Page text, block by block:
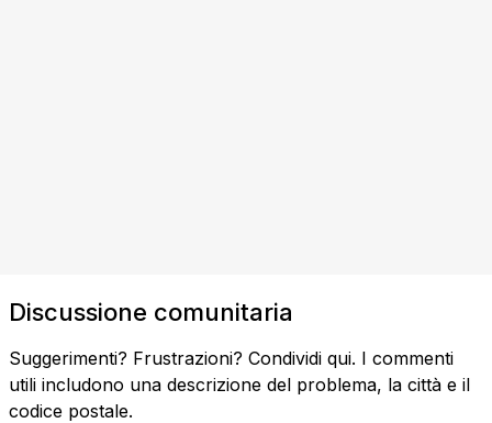
Discussione comunitaria
Suggerimenti? Frustrazioni? Condividi qui. I commenti
utili includono una descrizione del problema, la città e il
codice postale.